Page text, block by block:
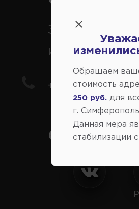
Заказ шин,
иномарки
+7(978) 206-
Обращаем
стоимость
250 руб. для
г.
Данная мера
стабилизации